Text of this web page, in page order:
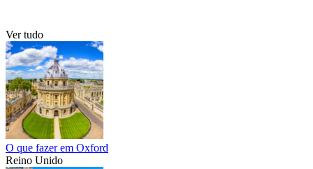
Ver tudo
O que fazer em Oxford
Reino Unido